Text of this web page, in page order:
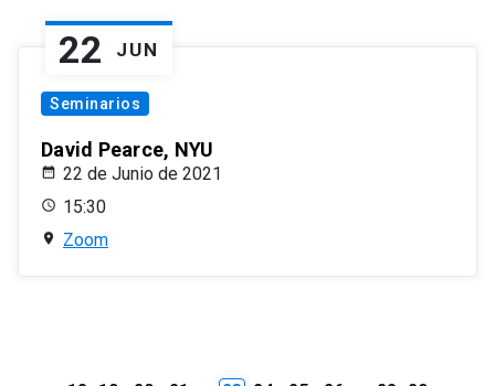
22 JUN
Seminarios
David Pearce, NYU
22 de Junio de 2021
15:30
Zoom